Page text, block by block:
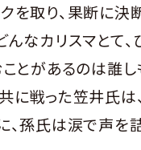
取り、果断に決
なカリスマとて
とがあるのは誰
に戦った笠井氏は
、孫氏は涙で声を